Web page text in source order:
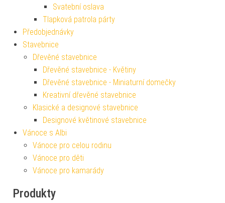
Svatební oslava
Tlapková patrola párty
Předobjednávky
Stavebnice
Dřevěné stavebnice
Dřevěné stavebnice - Květiny
Dřevěné stavebnice - Miniaturní domečky
Kreativní dřevěné stavebnice
Klasické a designové stavebnice
Designové květinové stavebnice
Vánoce s Albi
Vánoce pro celou rodinu
Vánoce pro děti
Vánoce pro kamarády
Produkty